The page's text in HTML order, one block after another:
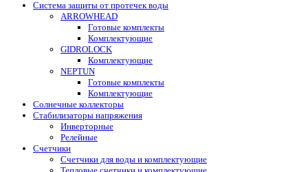
Система защиты от протечек воды
ARROWHEAD
Готовые комплекты
Комплектующие
GIDROLOCK
Комплектующие
NEPTUN
Готовые комплекты
Комплектующие
Солнечные коллекторы
Стабилизаторы напряжения
Инверторные
Релейные
Счетчики
Счетчики для воды и комплектующие